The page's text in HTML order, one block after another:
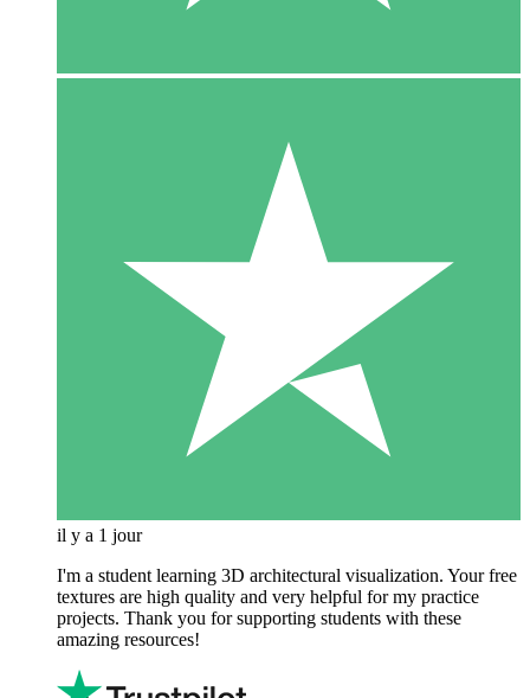
il y a 1 jour
I'm a student learning 3D architectural visualization. Your free
textures are high quality and very helpful for my practice
projects. Thank you for supporting students with these
amazing resources!